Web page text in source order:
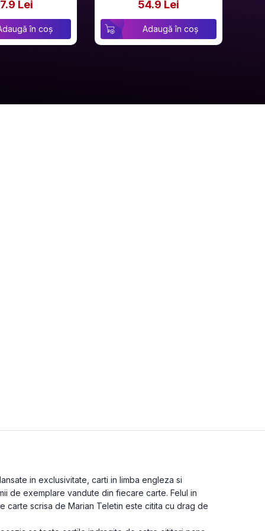
Lei
în coș
54.9 Lei
Adaugă în coș
in exclusivitate, carti in limba engleza si
de exemplare vandute din fiecare carte. Felul in
carte scrisa de Marian Teletin este citita cu drag de